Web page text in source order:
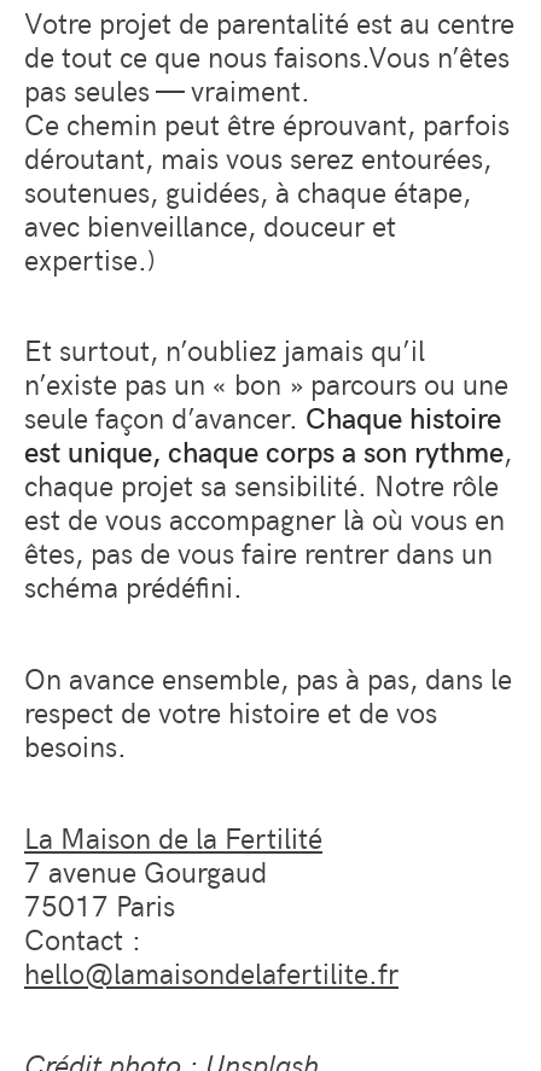
Votre projet de parentalité est au centre
de tout ce que nous faisons.Vous n’êtes
pas seules — vraiment.
Ce chemin peut être éprouvant, parfois
déroutant, mais vous serez entourées,
soutenues, guidées, à chaque étape,
avec bienveillance, douceur et
expertise.)
Et surtout, n’oubliez jamais qu’il
n’existe pas un « bon » parcours ou une
seule façon d’avancer. Chaque histoire
est unique, chaque corps a son rythme,
chaque projet sa sensibilité. Notre rôle
est de vous accompagner là où vous en
êtes, pas de vous faire rentrer dans un
schéma prédéfini.
On avance ensemble, pas à pas, dans le
respect de votre histoire et de vos
besoins.
La Maison de la Fertilité
7 avenue Gourgaud
75017 Paris
Contact :
hello@lamaisondelafertilite.fr